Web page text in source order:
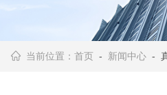
当前位置：首页 - 新闻中心 -